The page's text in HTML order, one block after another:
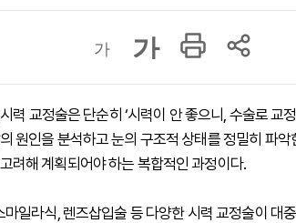
가 가
력 교정술은 단순히 ‘시력이 안 좋으니, 수술로 교
원인을 분석하고 눈의 구조적 상태를 정밀히 파
려해 계획되어야 하는 복합적인 과정이다.
일라식, 렌즈삽입술 등 다양한 시력 교정술이 대